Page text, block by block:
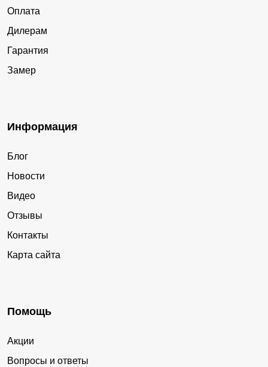
Оплата
Дилерам
Гарантия
Замер
Информация
Блог
Новости
Видео
Отзывы
Контакты
Карта сайта
Помощь
Акции
Вопросы и ответы